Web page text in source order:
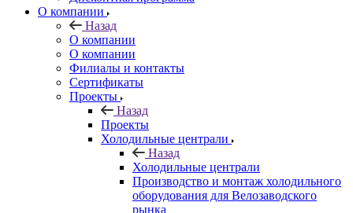
О компании
Назад
О компании
О компании
Филиалы и контакты
Сертификаты
Проекты
Назад
Проекты
Холодильные централи
Назад
Холодильные централи
Производство и монтаж холодильного
оборудования для Велозаводского
рынка